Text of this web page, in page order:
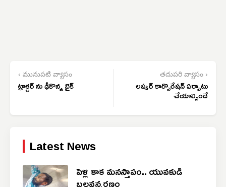
‹ మునుపటి వ్యాసం
ట్రాక్టర్ ను ఢీకొన్న బైక్
తదుపరి వ్యాసం ›
లష్కర్ కార్పొరేషన్ ఏర్పాటు
చేయాల్సిందే
Latest News
పెళ్లి కాక మనస్తాపం.. యువకుడి
బలవన్మరణం